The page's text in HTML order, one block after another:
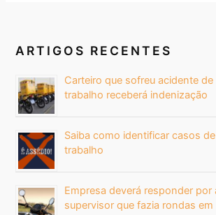
ARTIGOS RECENTES
Carteiro que sofreu acidente
trabalho receberá indenização
Saiba como identificar casos
trabalho
Empresa deverá responder por
supervisor que fazia rondas